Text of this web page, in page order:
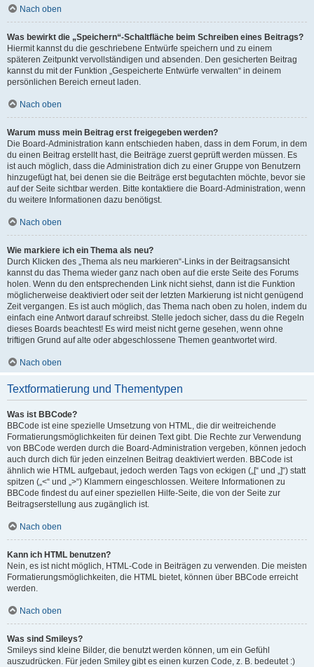
Nach oben
Was bewirkt die „Speichern“-Schaltfläche beim Schreiben eines Beitrags?
Hiermit kannst du die geschriebene Entwürfe speichern und zu einem
späteren Zeitpunkt vervollständigen und absenden. Den gesicherten Beitrag
kannst du mit der Funktion „Gespeicherte Entwürfe verwalten“ in deinem
persönlichen Bereich erneut laden.
Nach oben
Warum muss mein Beitrag erst freigegeben werden?
Die Board-Administration kann entschieden haben, dass in dem Forum, in dem
du einen Beitrag erstellt hast, die Beiträge zuerst geprüft werden müssen. Es
ist auch möglich, dass die Administration dich zu einer Gruppe von Benutzern
hinzugefügt hat, bei denen sie die Beiträge erst begutachten möchte, bevor sie
auf der Seite sichtbar werden. Bitte kontaktiere die Board-Administration, wenn
du weitere Informationen dazu benötigst.
Nach oben
Wie markiere ich ein Thema als neu?
Durch Klicken des „Thema als neu markieren“-Links in der Beitragsansicht
kannst du das Thema wieder ganz nach oben auf die erste Seite des Forums
holen. Wenn du den entsprechenden Link nicht siehst, dann ist die Funktion
möglicherweise deaktiviert oder seit der letzten Markierung ist nicht genügend
Zeit vergangen. Es ist auch möglich, das Thema nach oben zu holen, indem du
einfach eine Antwort darauf schreibst. Stelle jedoch sicher, dass du die Regeln
dieses Boards beachtest! Es wird meist nicht gerne gesehen, wenn ohne
triftigen Grund auf alte oder abgeschlossene Themen geantwortet wird.
Nach oben
Textformatierung und Thementypen
Was ist BBCode?
BBCode ist eine spezielle Umsetzung von HTML, die dir weitreichende
Formatierungsmöglichkeiten für deinen Text gibt. Die Rechte zur Verwendung
von BBCode werden durch die Board-Administration vergeben, können jedoch
auch durch dich für jeden einzelnen Beitrag deaktiviert werden. BBCode ist
ähnlich wie HTML aufgebaut, jedoch werden Tags von eckigen („[“ und „]“) statt
spitzen („<“ und „>“) Klammern eingeschlossen. Weitere Informationen zu
BBCode findest du auf einer speziellen Hilfe-Seite, die von der Seite zur
Beitragserstellung aus zugänglich ist.
Nach oben
Kann ich HTML benutzen?
Nein, es ist nicht möglich, HTML-Code in Beiträgen zu verwenden. Die meisten
Formatierungsmöglichkeiten, die HTML bietet, können über BBCode erreicht
werden.
Nach oben
Was sind Smileys?
Smileys sind kleine Bilder, die benutzt werden können, um ein Gefühl
auszudrücken. Für jeden Smiley gibt es einen kurzen Code, z. B. bedeutet :)